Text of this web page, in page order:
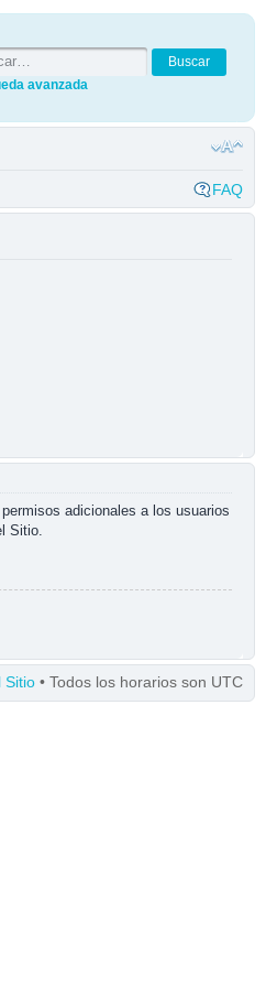
avanzada
FAQ
adicionales a los usuarios
Sitio.
Sitio • Todos los horarios son UTC